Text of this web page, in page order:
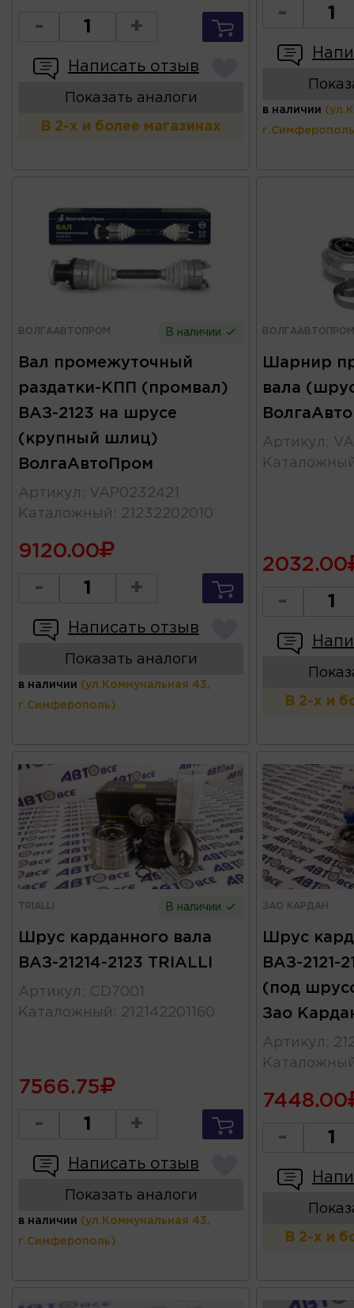
- +
Написать отзыв
Показать аналоги
В 2-х и более магазинах
-
в наличии
ВОЛГААВТОПРОМ В наличии
Вал промежуточный
раздатки-КПП (промвал)
ВАЗ-2123 на шрусе
(крупный шлиц)
ВолгаАвтоПром
Артикул : VAP0232421
Каталожный : 21232202010
9120.00
- +
Написать отзыв
Показать аналоги
в наличии (ул.Коммунальная 43,
г.Симферополь)
ВОЛГААВТОПРОМ
Шарнир
вала
Артикул :
2032.00
-
В 2-х и
TRIALLI В наличии
Шрус карданного вала
ВАЗ-21214-2123 TRIALLI
Артикул : CD7001
Каталожный : 212142201160
7566.75
- +
Написать отзыв
Показать аналоги
в наличии (ул.Коммунальная 43,
г.Симферополь)
ЗАО КАРДАН
Шрус
ВАЗ-2121-
(под
Зао
Артикул :
7448.00
-
В 2-х и